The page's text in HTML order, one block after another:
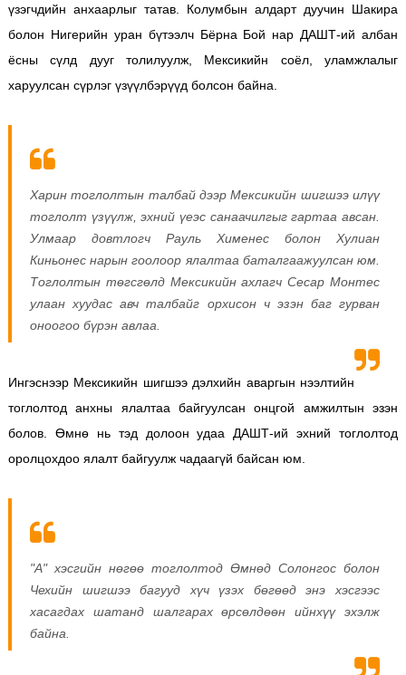
үзэгчдийн анхаарлыг татав. Колумбын алдарт дуучин Шакира
болон Нигерийн уран бүтээлч Бёрна Бой нар ДАШТ-ий албан
ёсны сүлд дууг толилуулж, Мексикийн соёл, уламжлалыг
харуулсан сүрлэг үзүүлбэрүүд болсон байна.
Харин тоглолтын талбай дээр Мексикийн шигшээ илүү
тоглолт үзүүлж, эхний үеэс санаачилгыг гартаа авсан.
Улмаар довтлогч Рауль Хименес болон Хулиан
Киньонес нарын гоолоор ялалтаа баталгаажуулсан юм.
Тоглолтын төгсгөлд Мексикийн ахлагч Сесар Монтес
улаан хуудас авч талбайг орхисон ч эзэн баг гурван
оноогоо бүрэн авлаа.
Ингэснээр Мексикийн шигшээ дэлхийн аваргын нээлтийн
тоглолтод анхны ялалтаа байгуулсан онцгой амжилтын эзэн
болов. Өмнө нь тэд долоон удаа ДАШТ-ий эхний тоглолтод
оролцохдоо ялалт байгуулж чадаагүй байсан юм.
"А" хэсгийн нөгөө тоглолтод Өмнөд Солонгос болон
Чехийн шигшээ багууд хүч үзэх бөгөөд энэ хэсгээс
хасагдах шатанд шалгарах өрсөлдөөн ийнхүү эхэлж
байна.